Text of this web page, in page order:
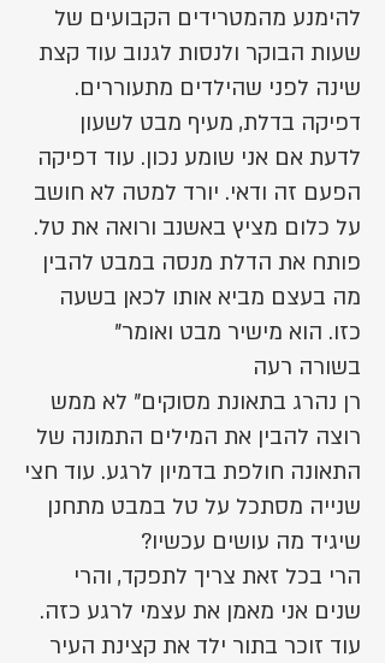
להימנע מהמטרידים הקבועים של
שעות הבוקר ולנסות לגנוב עוד קצת
שינה לפני שהילדים מתעוררים.
דפיקה בדלת, מעיף מבט לשעון
לדעת אם אני שומע נכון. עוד דפיקה
הפעם זה ודאי. יורד למטה לא חושב
על כלום מציץ באשנב ורואה את טל.
פותח את הדלת מנסה במבט להבין
מה בעצם מביא אותו לכאן בשעה
כזו. הוא מישיר מבט ואומר"
בשורה רעה
רן נהרג בתאונת מסוקים" לא ממש
רוצה להבין את המילים התמונה של
התאונה חולפת בדמיון לרגע. עוד חצי
שנייה מסתכל על טל במבט מתחנן
שיגיד מה עושים עכשיו?
הרי בכל זאת צריך לתפקד, והרי
שנים אני מאמן את עצמי לרגע כזה.
עוד זוכר בתור ילד את קצינת העיר